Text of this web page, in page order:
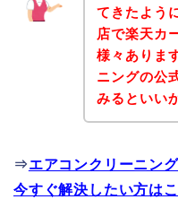
てきたよう
店で楽天カ
様々ありま
ニングの公
みるといい
⇒エアコンクリーニン
今すぐ解決したい方は